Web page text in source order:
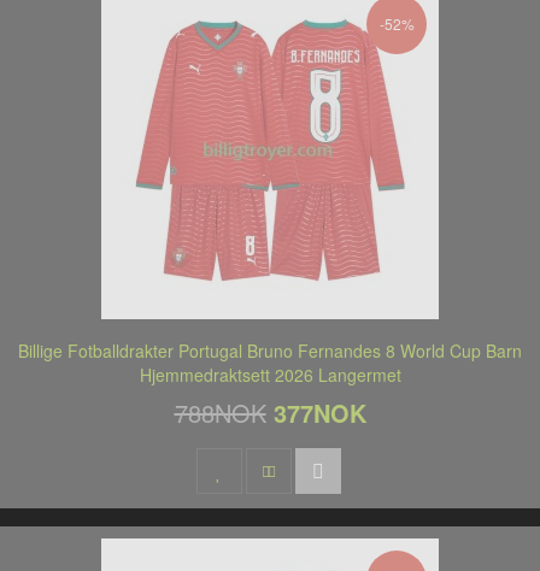
-52%
Billige Fotballdrakter Portugal Bruno Fernandes 8 World Cup Barn
Hjemmedraktsett 2026 Langermet
788NOK 377NOK